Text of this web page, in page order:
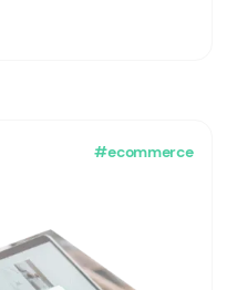
#ecommerce